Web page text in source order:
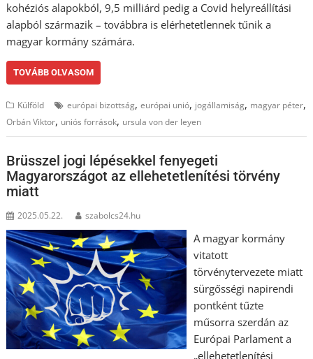
kohéziós alapokból, 9,5 milliárd pedig a Covid helyreállítási
alapból származik – továbbra is elérhetetlennek tűnik a
magyar kormány számára.
TOVÁBB OLVASOM
Külföld európai bizottság,európai unió, jogállamiság, magyar péter,
Orbán Viktor, uniós források, ursula von der leyen
Brüsszel jogi lépésekkel fenyegeti
Magyarországot az ellehetetlenítési törvény
miatt
2025.05.22. szabolcs24.hu
A magyar kormány
vitatott
törvénytervezete miatt
sürgősségi napirendi
pontként tűzte
műsorra szerdán az
Európai Parlament a
„ellehetetlenítési